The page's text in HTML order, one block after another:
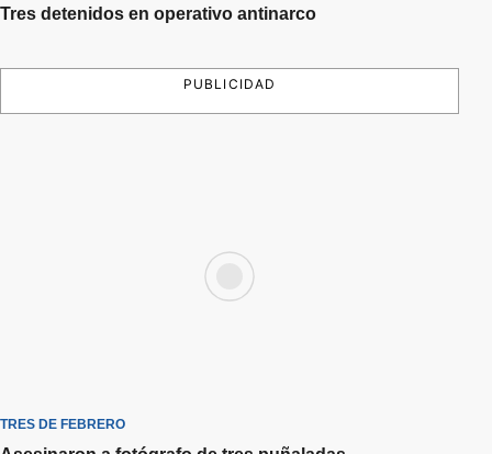
Tres detenidos en operativo antinarco
PUBLICIDAD
TRES DE FEBRERO